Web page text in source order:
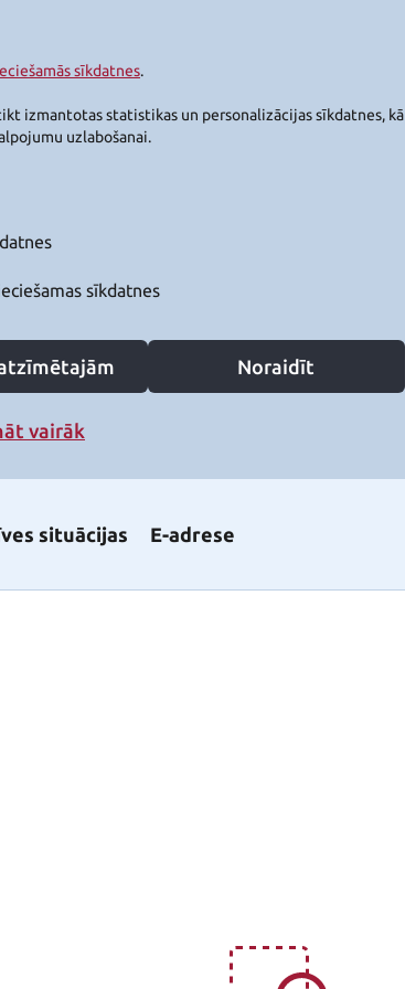
sīkdatnes.
izmantotas statistikas un personalizācijas sīkdatnes, kā
uzlabošanai.
sīkdatnes
Noraidīt
vairāk
situācijas E-adrese